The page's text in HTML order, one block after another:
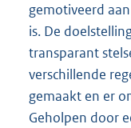
gemotiveerd
is. De
transparant
verschillende
gemaakt en er
Geholpen door